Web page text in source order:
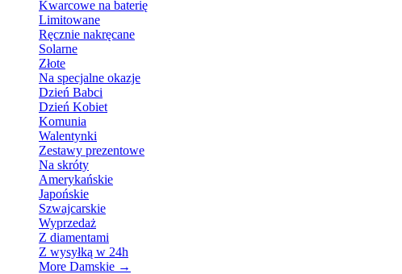
Kwarcowe na baterię
Limitowane
Ręcznie nakręcane
Solarne
Złote
Na specjalne okazje
Dzień Babci
Dzień Kobiet
Komunia
Walentynki
Zestawy prezentowe
Na skróty
Amerykańskie
Japońskie
Szwajcarskie
Wyprzedaż
Z diamentami
Z wysyłką w 24h
More Damskie →